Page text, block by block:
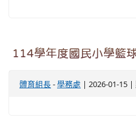
114學年度國民小學籃
體育組長-學務處 | 2026-01-15 |